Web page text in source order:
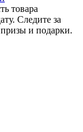
товара
Следите за
и подарки.